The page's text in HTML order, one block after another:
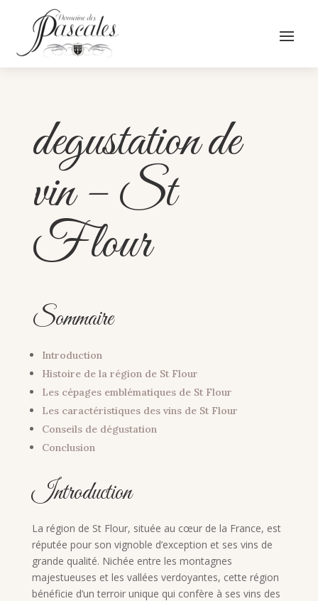
degustation de
vin – St
Flour
Sommaire
Introduction
Histoire de la région de St Flour
Les cépages emblématiques de St Flour
Les caractéristiques des vins de St Flour
Conseils de dégustation
Conclusion
Introduction
La région de St Flour, située au cœur de la France, est
réputée pour son vignoble d’exception et ses vins de
grande qualité. Nichée entre les montagnes
majestueuses et les vallées verdoyantes, cette région
bénéficie d’un terroir unique qui confère à ses vins des